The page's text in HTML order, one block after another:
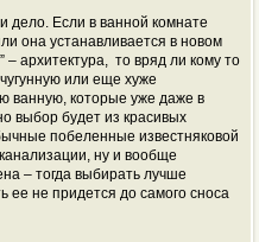
дело. Если в ванной комнате
она устанавливается в новом
– архитектура, то вряд ли кому то
или еще хуже
ванную, которые уже даже в
выбор будет из красивых
побеленные известняковой
ну и вообще
– тогда выбирать лучше
ее не придется до самого сноса